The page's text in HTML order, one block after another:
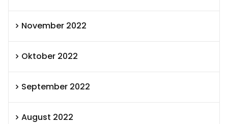
November 2022
Oktober 2022
September 2022
August 2022